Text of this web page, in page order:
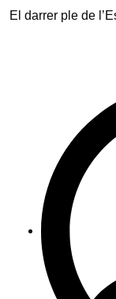
El darrer ple de